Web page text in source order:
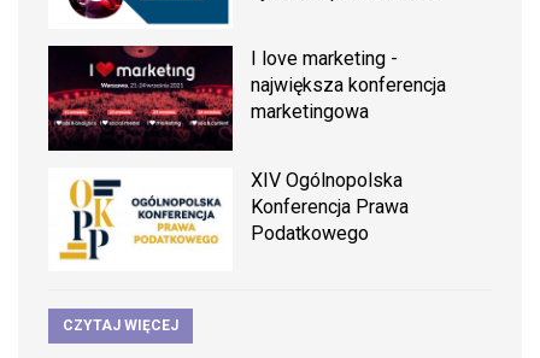
I love marketing -
największa konferencja
marketingowa
XIV Ogólnopolska
Konferencja Prawa
Podatkowego
CZYTAJ WIĘCEJ